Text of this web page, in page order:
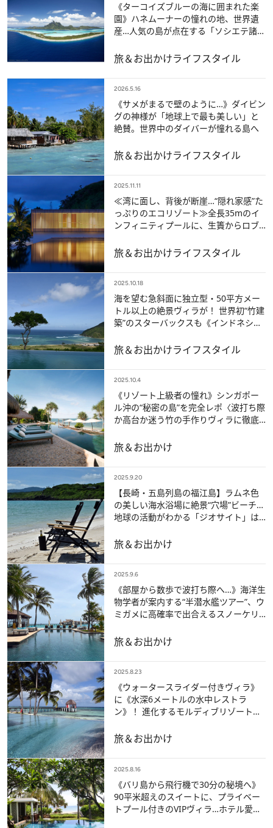
《ターコイズブルーの海に囲まれた楽
園》ハネムーナーの憧れの地、世界遺
産…人気の島が点在する「ソシエテ諸
旅＆お出かけライフスタイル
2026.5.16
《サメがまるで壁のように…》ダイビン
グの神様が「地球上で最も美しい」と
絶賛。世界中のダイバーが憧れる島へ
旅＆お出かけライフスタイル
2025.11.11
≪湾に面し、背後が断崖…“隠れ家感”た
っぷりのエコリゾート≫全長35mのイ
ンフィニティプールに、生簀からロブ
旅＆お出かけライフスタイル
2025.10.18
海を望む急斜面に独立型・50平方メー
トル以上の絶景ヴィラが！ 世界初“竹建
築”のスターバックスも《インドネシ
旅＆お出かけライフスタイル
2025.10.4
《リゾート上級者の憧れ》シンガポー
ル沖の“秘密の島”を完全レポ〈波打ち際
か高台か迷う竹の手作りヴィラに徹底
旅＆お出かけ
2025.9.20
【長崎・五島列島の福江島】ラムネ色
の美しい海水浴場に絶景“穴場”ビーチ…
地球の活動がわかる「ジオサイト」は
旅＆お出かけ
2025.9.6
《部屋から数歩で波打ち際へ…》海洋生
物学者が案内する“半潜水艦ツアー”、ウ
ミガメに高確率で出合えるスノーケリ
グジュアリーな休日
旅＆お出かけ
2025.8.23
《ウォータースライダー付きヴィラ》
に《水深6メートルの水中レストラ
ン》！ 進化するモルディブリゾートで
旅＆お出かけ
2025.8.16
《バリ島から飛行機で30分の秘境へ》
90平米超えのスイートに、プライベー
トプール付きのVIPヴィラ…ホテル愛好